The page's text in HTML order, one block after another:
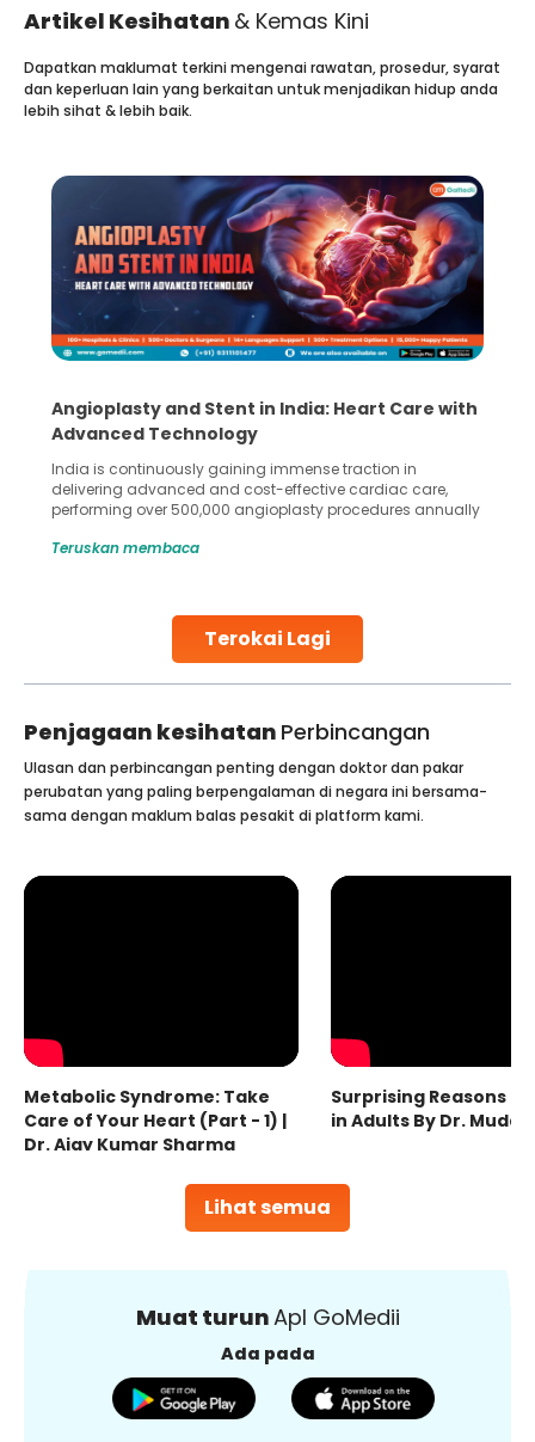
Artikel Kesihatan & Kemas Kini
Terokai Lagi
Dapatkan maklumat terkini mengenai rawatan, prosedur, syarat
dan keperluan lain yang berkaitan untuk menjadikan hidup anda
lebih sihat & lebih baik.
and Stent in India: Heart Care with
Technology
gaining immense traction in
and cost-effective cardiac care,
500,000 angioplasty procedures annually
for treatments like angioplasty and
5 Essential
Human sperm
in advanced
Fertilization (IVF)
Penjagaan kesihatan Perbincangan
Lihat semua
Ulasan dan perbincangan penting dengan doktor dan pakar
perubatan yang paling berpengalaman di negara ini bersama-
sama dengan maklum balas pesakit di platform kami.
Metabolic Syndrome: Take
Care of Your Heart (Part - 1) |
Dr. Ajay Kumar Sharma
Surprising Reasons
in Adults By Dr.
Muat turunApl GoMedii
Ada pada